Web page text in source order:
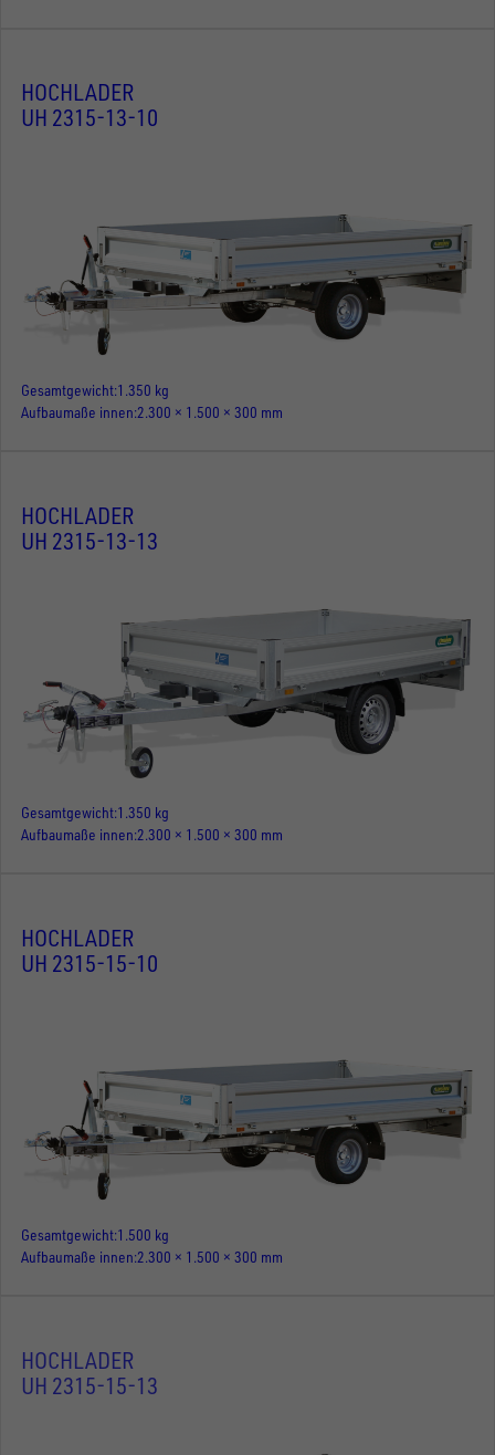
HOCHLADER
UH 2315-13-10
Gesamtgewicht 1.350 kg
Aufbaumaße innen 2.300 × 1.500 × 300 mm
HOCHLADER
UH 2315-13-13
Gesamtgewicht 1.350 kg
Aufbaumaße innen 2.300 × 1.500 × 300 mm
HOCHLADER
UH 2315-15-10
Gesamtgewicht 1.500 kg
Aufbaumaße innen 2.300 × 1.500 × 300 mm
HOCHLADER
UH 2315-15-13